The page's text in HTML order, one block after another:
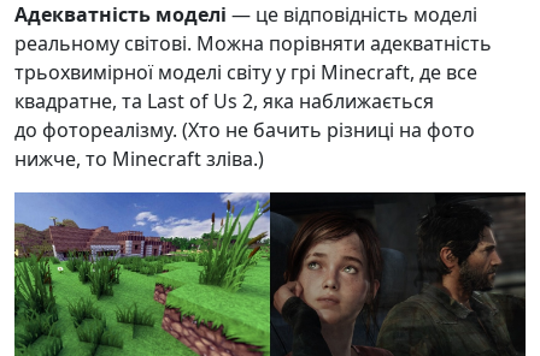
Адекватність моделі — це відповідність моделі
реальному світові. Можна порівняти адекватність
трьохвимірної моделі світу у грі Minecraft, де все
квадратне, та Last of Us 2, яка наближається
до фотореалізму. (Хто не бачить різниці на фото
нижче, то Minecraft зліва.)